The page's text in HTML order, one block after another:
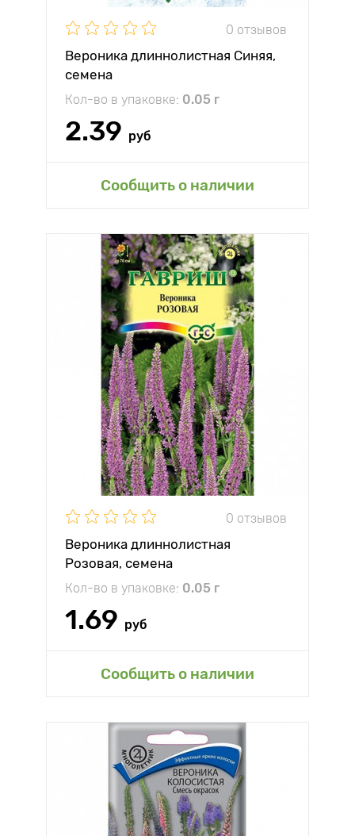
0 отзывов
Вероника длиннолистная Синяя,
семена
Кол-во в упаковке: 0.05 г
2.39 руб
Сообщить о наличии
0 отзывов
Вероника длиннолистная
Розовая, семена
Кол-во в упаковке: 0.05 г
1.69 руб
Сообщить о наличии